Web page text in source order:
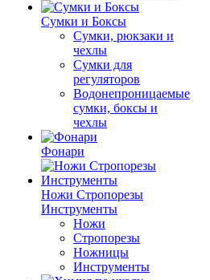
Сумки и Боксы
Сумки, рюкзаки и
чехлы
Сумки для
регуляторов
Водонепроницаемые
сумки, боксы и
чехлы
Фонари
Ножи Стропорезы
Инструменты
Ножи
Стропорезы
Ножницы
Инструменты